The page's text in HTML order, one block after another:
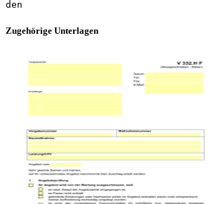
Zugehörige Unterlagen